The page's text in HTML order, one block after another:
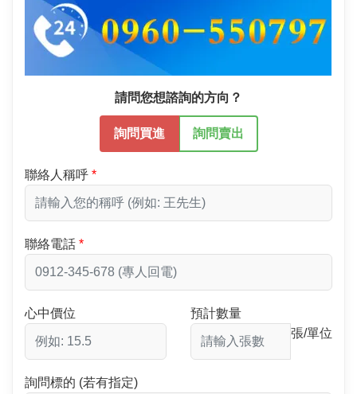
請問您想諮詢的方向？
詢問買進 詢問賣出
聯絡人稱呼
聯絡電話
心中價位
預計數量
張/單位
詢問標的 (若有指定)